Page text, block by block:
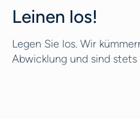
Leinen los!
Legen Sie los. Wir
Abwicklung und sind stets